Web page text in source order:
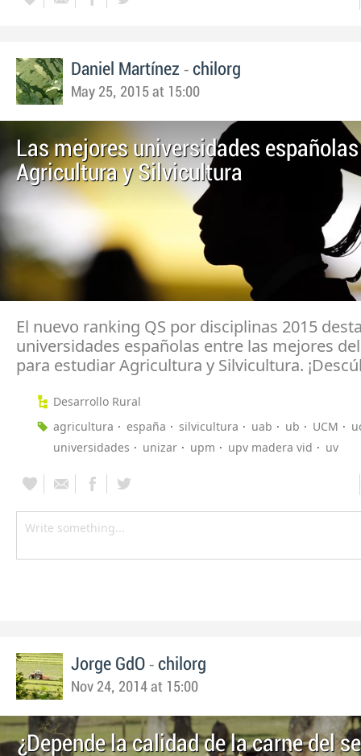
Daniel Martínez - chilorg
May 25, 2015 at 15:00
Las mejores universidades
Agricultura y Silvicultura
El nuevo ranking QS por disciplinas 2015
universidades españolas entre las mejores
para estudiar Agricultura y Silvicultura.
Desarrollo Rural
agricultura
españa silvicultura uab ub UCM
universidades
unizar upm upv madera vid uv
Jorge GdO - chilorg
Nov 24, 2014 at 15:00
¿Depende la calidad de la carne del